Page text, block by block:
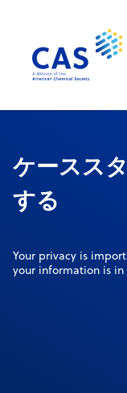
ケースス
する
Your privacy is
your information is in